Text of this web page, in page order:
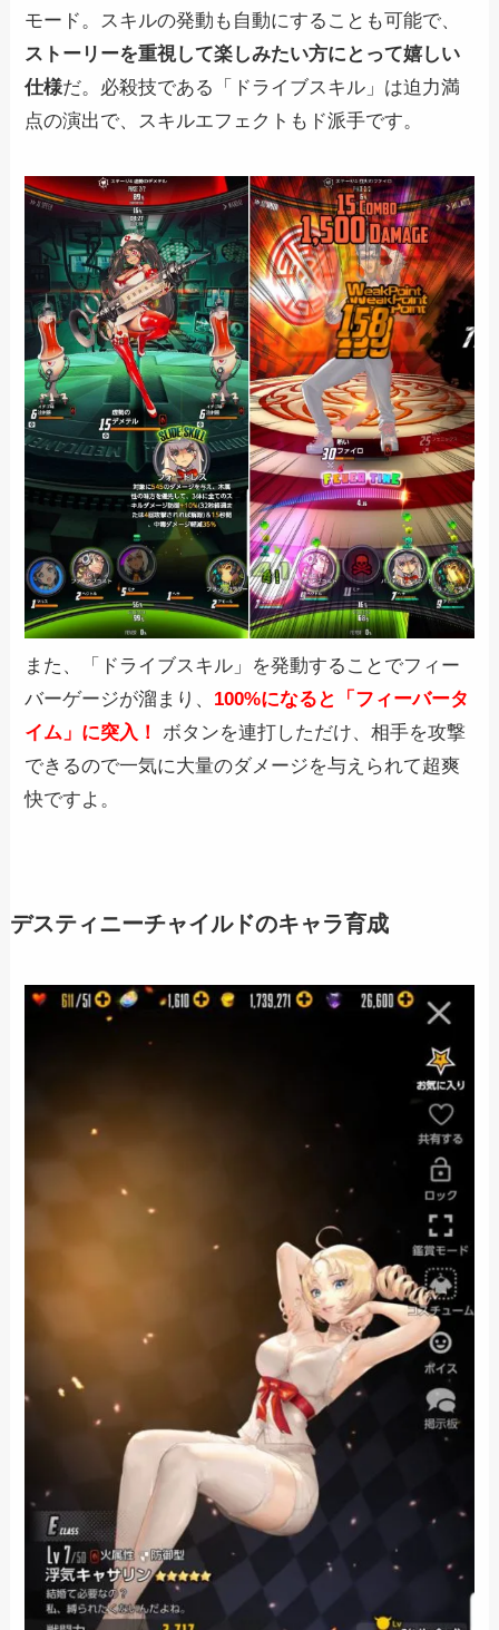
モード。スキルの発動も自動にすることも可能で、
ストーリーを重視して楽しみたい方にとって嬉しい
仕様だ。必殺技である「ドライブスキル」は迫力満
点の演出で、スキルエフェクトもド派手です。
また、「ドライブスキル」を発動することでフィー
バーゲージが溜まり、 100%になると「フィーバータ
イム」に突入！
ボタンを連打しただけ、相手を攻撃
できるので一気に大量のダメージを与えられて超爽
快ですよ。
デスティニーチャイルドのキャラ育成